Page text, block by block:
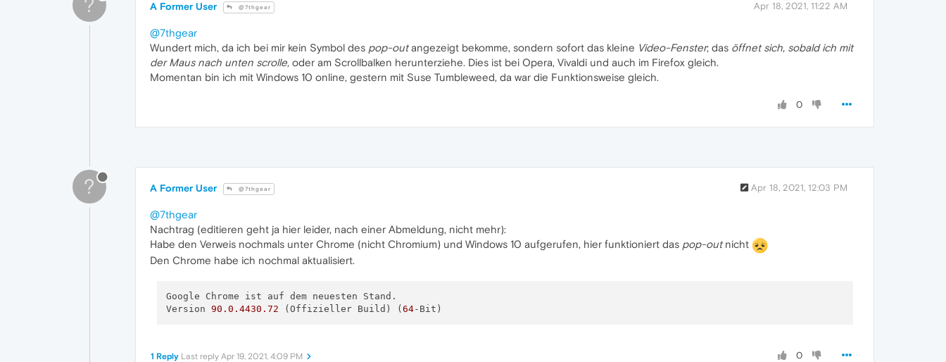
A Former User @7thgear Apr 18, 2021, 11:22 AM
@7thgear
Wundert mich, da ich bei mir kein Symbol des pop-outangezeigt bekomme, sondern sofort das kleine Video-Fenster; das öffnet sich, sobald ich mit
der Maus nach unten scrolle, oder am Scrollbalken herunterziehe. Dies ist bei Opera, Vivaldi und auch im Firefox gleich.
Momentan bin ich mit Windows 10 online, gestern mit Suse Tumbleweed, da war die Funktionsweise gleich.
0
? A Former User @7thgear Apr 18, 2021, 12:03 PM
@7thgear
Nachtrag (editieren geht ja hier leider, nach einer Abmeldung, nicht mehr):
Habe den Verweis nochmals unter Chrome (nicht Chromium) und Windows 10 aufgerufen, hier funktioniert das pop-outnicht
Den Chrome habe ich nochmal aktualisiert.
Google Chrome ist auf dem neuesten Stand.
Version 90.0 .4430 .72 (Offizieller Build) ( 64
0
1 Reply Last reply Apr 19, 2021, 4:09 PM